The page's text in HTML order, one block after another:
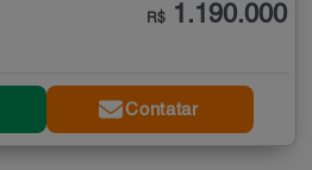
R$ 1.190.000
Contatar